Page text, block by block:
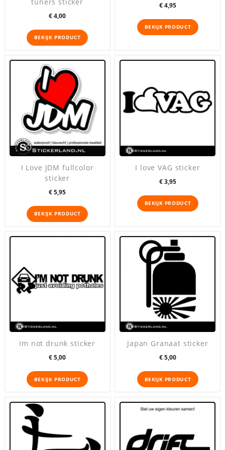
Prijs
€ 4,00
BEKIJK PRODUCT
Prijs
€ 4,95
BEKIJK PRODUCT
I Love JDM fullcolor
sticker
Prijs
€ 5,95
BEKIJK PRODUCT
I love VAG sticker
Prijs
€ 3,95
BEKIJK PRODUCT
Im not drunk sticker
Prijs
€ 5,00
BEKIJK PRODUCT
Japan Granaat sticker
Prijs
€ 5,00
BEKIJK PRODUCT